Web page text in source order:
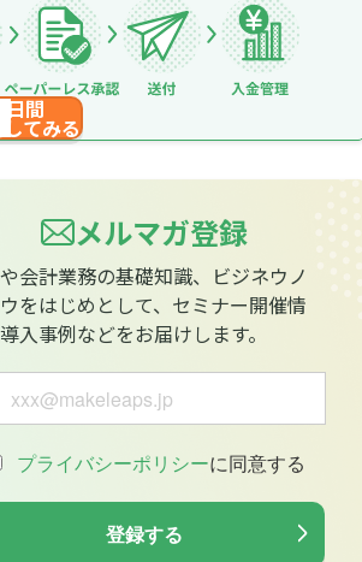
日間
てみる
メルマガ登録
会計業務の基礎知識、ビジネウノ
をはじめとして、セミナー開催情
入事例などをお届けします。